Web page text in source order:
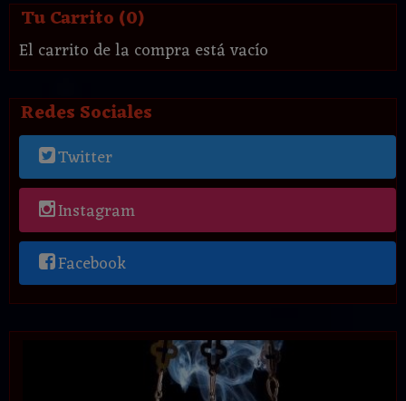
Tu Carrito (0)
El carrito de la compra está vacío
Redes Sociales
Twitter
Instagram
Facebook